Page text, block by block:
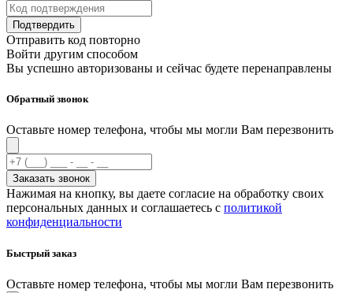
Подтвердить
Отправить код повторно
Войти другим способом
Вы успешно авторизованы и сейчас будете перенаправлены
Обратный звонок
Оставьте номер телефона, чтобы мы могли Вам перезвонить
Заказать звонок
Нажимая на кнопку, вы даете согласие на обработку своих
персональных данных и соглашаетесь с политикой
конфиденциальности
Быстрый заказ
Оставьте номер телефона, чтобы мы могли Вам перезвонить